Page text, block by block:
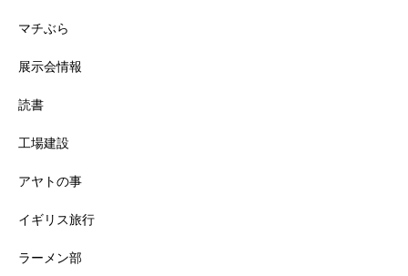
マチぶら
展示会情報
読書
工場建設
アヤトの事
イギリス旅行
ラーメン部